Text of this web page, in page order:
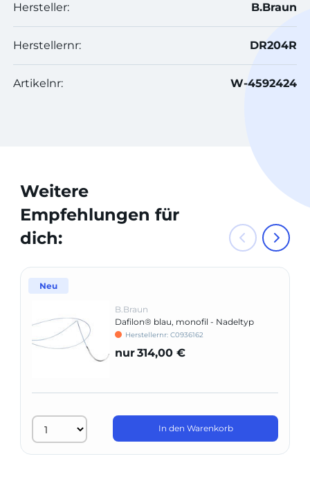
Hersteller: B.Braun
Herstellernr: DR204R
Artikelnr: W-4592424
Weitere
Empfehlungen für
dich:
Neu
B.Braun
Dafilon® blau, monofil - Nadeltyp
DSMP 16
Herstellernr: C0936162
nur314,00 €
In den Warenkorb